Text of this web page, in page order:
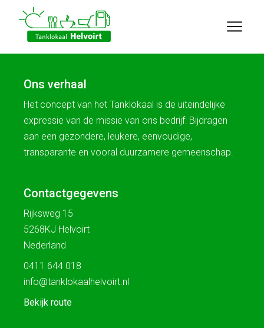
Ons verhaal
Het concept van het Tanklokaal is de uiteindelijke
expressie van de missie van ons bedrijf: Bijdragen
aan een gezondere, leukere, eenvoudige,
transparante en vooral duurzamere gemeenschap.
Contactgegevens
Rijksweg 15
5268KJ Helvoirt
Nederland
0411 644 018
info@tanklokaalhelvoirt.nl
Bekijk route